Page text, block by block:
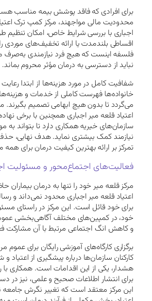
برای افرادی که فاقد پوشش بیمه مناسب
محدودیت مالی مواجهند، مرکز کمپ ترک
اجباری با بررسی شرایط خاص، امکان تنظیم
اقساطی بلندمدت یا ارائه تخفیف‌های موردی
فلسفه اینست که هیچ فرد نیازمندی به‌صرف
نباید از دسترسی به درمان مؤثر محروم بماند.
شفافیت کامل در مورد هزینه‌ها از ابتدا
خانواده‌ها فهرست کاملی از خدمات و
می‌گردد تا بدون هیچ ابهامی تصمیم بگیرند.
اعتیاد قلعه میر اجباری همچنین با برخی
سازمان‌های خیریه همکاری دارد تا بتواند به
نیازمند کمک بیشتری نماید. هدف نهایی،
تمرکز بر ارائه بهترین کیفیت درمان برای
فعالیت‌های اجتماع‌محور و مسئولیت
مرکز قلعه میر خود را تنها به درمان بیماران
اعتیاد قلعه میر اجباری محدود نمی‌داند و
برای خود قائل است. این مرکز در راستای
خود، در کمپین‌های مختلف آگاهی‌بخشی عمومی
و کاهش انگ اجتماعی مرتبط با آن مشارکت
برگزاری کارگاه‌های آموزشی رایگان برای عموم
کارکنان سازمان‌ها درباره پیشگیری از اعتیاد
هشدار، یکی از این اقدامات است. همکاری
برای انتشار اطلاعات صحیح و علمی، نیز در
این مرکز معتقد است که تغییر نگرش